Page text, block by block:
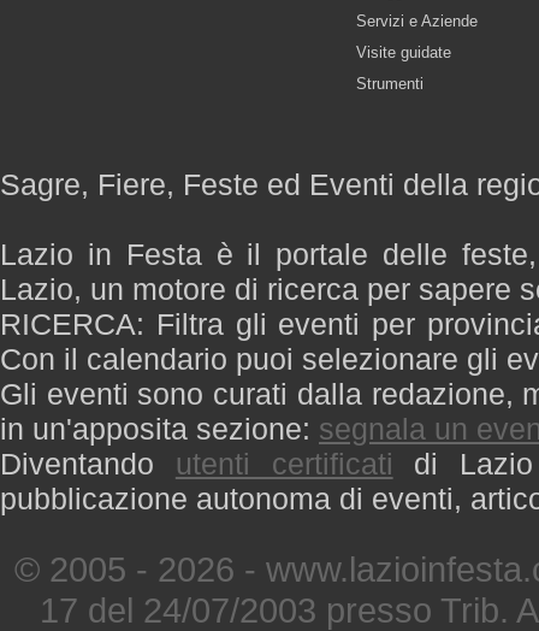
Servizi e Aziende
Visite guidate
Strumenti
Sagre, Fiere, Feste ed Eventi della
Lazio in Festa è il portale delle
Lazio, un motore di ricerca per sapere
RICERCA: Filtra gli eventi per
Con il calendario puoi selezionare gli
Gli eventi sono curati dalla redazione,
in un'apposita sezione: segnala un
Diventando utenti certificati di
pubblicazione autonoma di eventi,
© 2005 - 2026 -
17 del 24/07/2003 presso Trib.